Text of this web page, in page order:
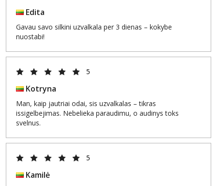
Edita
Gavau savo silkini uzvalkala per 3 dienas – kokybe
nuostabi!
5
Kotryna
Man, kaip jautriai odai, sis uzvalkalas – tikras
issigelbejimas. Nebelieka paraudimu, o audinys toks
svelnus.
5
Kamilė